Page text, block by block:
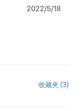
2022/5/18
收藏夹 (3)